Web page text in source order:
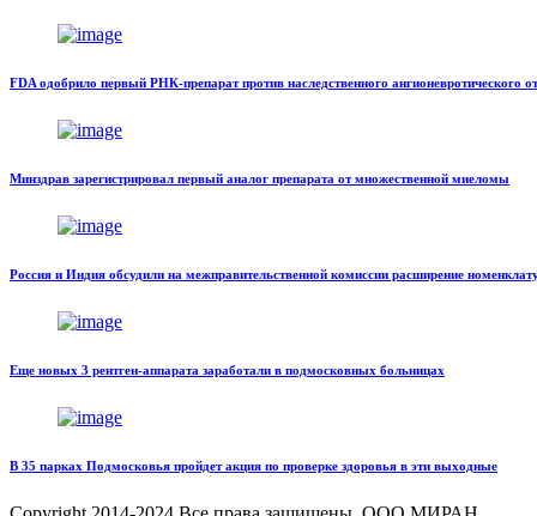
FDA одобрило первый РНК-препарат против наследственного ангионевротического
Минздрав зарегистрировал первый аналог препарата от множественной миеломы
Россия и Индия обсудили на межправительственной комиссии расширение
Еще новых 3 рентген-аппарата заработали в подмосковных больницах
В 35 парках Подмосковья пройдет акция по проверке здоровья в эти выходные